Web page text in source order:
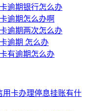
逾期银行怎么办
逾期怎么办啊
逾期两次怎么办
逾期 怎么办
有逾期怎么办
用卡办理停息挂账有什